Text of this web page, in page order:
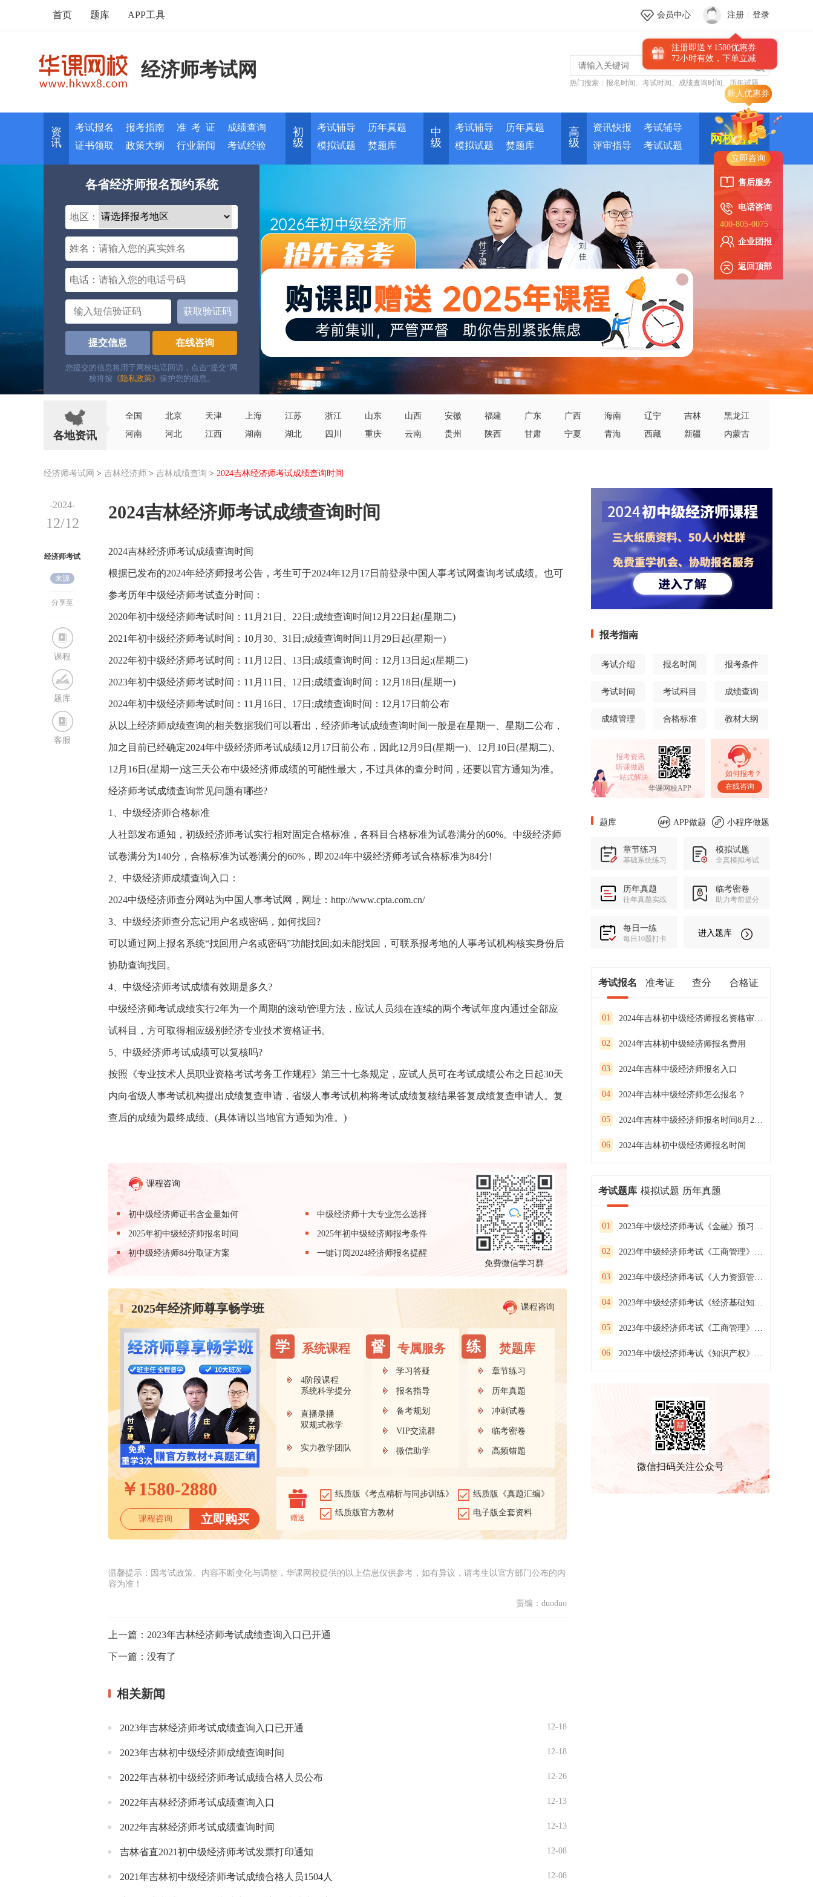
立即咨询
售后服务
电话咨询
400-805-0075
企业团报
返回顶部
首页 题库 APP工具 会员中心 注册 / 登录
注册即送￥1580优惠券
72小时有效，下单立减
经济师考试网
热门搜索： 报名时间 、 考试时间 、 成绩查询时间 、 历年试题
资
讯
考试报名 报考指南 准 考 证
成绩查询
证书领取
政策大纲 行业新闻 考试经验
初
级
考试辅导
历年真题
模拟试题
焚题库
中
级
考试辅导
历年真题
模拟试题
焚题库
高
级
资讯快报
考试辅导
评审指导
考试试题
网校培训
各省经济师报名预约系统
地区：
姓名：
电话：
获取验证码
提交信息 在线咨询
您提交的信息将用于网校电话回访，点击“提交”网
校将按 《隐私政策》 保护您的信息。
各地资讯
全国 北京 天津 上海 江苏 浙江 山东 山西 安徽 福建 广东 广西 海南 辽宁 吉林
黑龙江
河南
河北 江西 湖南 湖北 四川 重庆 云南 贵州 陕西 甘肃 宁夏 青海 西藏 新疆 内蒙古
经济师考试网 > 吉林经济师 > 吉林成绩查询 > 2024吉林经济师考试成绩查询时间
-2024-
12/12
经济师考试
网
来源
分享至
课程
题库
客服
2024吉林经济师考试成绩查询时间
2024吉林经济师考试成绩查询时间
根据已发布的2024年经济师报考公告，考生可于2024年12月17日前登录中国人事考试网查询考试成绩。也可
参考历年中级经济师考试查分时间：
2020年初中级经济师考试时间：11月21日、22日;成绩查询时间12月22日起(星期二)
2021年初中级经济师考试时间：10月30、31日;成绩查询时间11月29日起(星期一)
2022年初中级经济师考试时间：11月12日、13日;成绩查询时间：12月13日起;(星期二)
2023年初中级经济师考试时间：11月11日、12日;成绩查询时间：12月18日(星期一)
2024年初中级经济师考试时间：11月16日、17日;成绩查询时间：12月17日前公布
从以上经济师成绩查询的相关数据我们可以看出，经济师考试成绩查询时间一般是在星期一、星期二公布，
加之目前已经确定2024年中级经济师考试成绩12月17日前公布，因此12月9日(星期一)、12月10日(星期二)、
12月16日(星期一)这三天公布中级经济师成绩的可能性最大，不过具体的查分时间，还要以官方通知为准。
经济师考试成绩查询常见问题有哪些?
1、中级经济师合格标准
人社部发布通知，初级经济师考试实行相对固定合格标准，各科目合格标准为试卷满分的60%。中级经济师
试卷满分为140分，合格标准为试卷满分的60%，即2024年中级经济师考试合格标准为84分!
2、中级经济师成绩查询入口：
2024中级经济师查分网站为中国人事考试网，网址：http://www.cpta.com.cn/
3、中级经济师查分忘记用户名或密码，如何找回?
可以通过网上报名系统“找回用户名或密码”功能找回;如未能找回，可联系报考地的人事考试机构核实身份后
协助查询找回。
4、中级经济师考试成绩有效期是多久?
中级经济师考试成绩实行2年为一个周期的滚动管理方法，应试人员须在连续的两个考试年度内通过全部应
试科目，方可取得相应级别经济专业技术资格证书。
5、中级经济师考试成绩可以复核吗?
按照《专业技术人员职业资格考试考务工作规程》第三十七条规定，应试人员可在考试成绩公布之日起30天
内向省级人事考试机构提出成绩复查申请，省级人事考试机构将考试成绩复核结果答复成绩复查申请人。复
查后的成绩为最终成绩。(具体请以当地官方通知为准。)
课程咨询
初中级经济师证书含金量如何 中级经济师十大专业怎么选择
2025年初中级经济师报名时间 2025年初中级经济师报考条件
初中级经济师84分取证方案
一键订阅2024经济师报名提醒
免费微信学习群
2025年经济师尊享畅学班 课程咨询
￥ 1580-2880
课程咨询 立即购买
学 系统课程
4阶段课程
系统科学提分
直播录播
双规式教学
实力教学团队
督 专属服务
学习答疑
报名指导
备考规划
VIP交流群
微信助学
练 焚题库
章节练习
历年真题
冲刺试卷
临考密卷
高频错题
赠送
纸质版《考点精析与同步训练》 纸质版《真题汇编》
纸质版官方教材 电子版全套资料
温馨提示：因考试政策、内容不断变化与调整，华课网校提供的以上信息仅供参考，如有异议，请考生以官方部门公布的内
容为准！
责编：duoduo
上一篇： 2023年吉林经济师考试成绩查询入口已开通
下一篇： 没有了
相关新闻
2023年吉林经济师考试成绩查询入口已开通 12-18
2023年吉林初中级经济师成绩查询时间 12-18
2022年吉林初中级经济师考试成绩合格人员公布 12-26
2022年吉林经济师考试成绩查询入口 12-13
2022年吉林经济师考试成绩查询时间 12-13
吉林省直2021初中级经济师考试发票打印通知 12-08
2021年吉林初中级经济师考试成绩合格人员1504人 12-08
报考指南
考试介绍 报名时间 报考条件
考试时间 考试科目 成绩查询
成绩管理 合格标准 教材大纲
报考资讯
听课做题
一站式解决
华课网校APP
如何报考？
在线咨询
题库 APP做题 小程序做题
章节练习
基础系统练习
模拟试题
全真模拟考试
历年真题
往年真题实战
临考密卷
助力考前提分
每日一练
每日10题打卡
进入题库
考试报名 准考证 查分 合格证
01 2024年吉林初中级经济师报名资格审核方式
02 2024年吉林初中级经济师报名费用
03 2024年吉林中级经济师报名入口
04 2024年吉林中级经济师怎么报名？
05 2024年吉林中级经济师报名时间8月25日-9月3日
06 2024年吉林初中级经济师报名时间
考试题库 模拟试题 历年真题
01 2023年中级经济师考试《金融》预习试卷（二）
02 2023年中级经济师考试《工商管理》预习试卷（一）
03 2023年中级经济师考试《人力资源管理》预习试卷（三）
04 2023年中级经济师考试《经济基础知识》预习试卷（二）
05 2023年中级经济师考试《工商管理》预习试卷（三）
06 2023年中级经济师考试《知识产权》预习试卷（二）
微信扫码关注公众号